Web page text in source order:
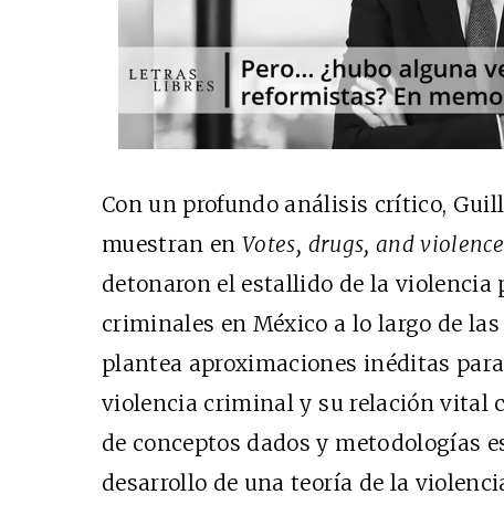
Con un profundo análisis crítico,
muestran enVotes, drugs, and violence
detonaron el estallido de la violencia
criminales en México a lo largo de
plantea aproximaciones inéditas
violencia criminal y su relación vital
de conceptos dados y metodologías
desarrollo de una teoría de la